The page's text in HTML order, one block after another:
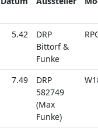
5.42
DRP
Bittorf &
Funke
7.49
DRP
582749
(Max
Funke)